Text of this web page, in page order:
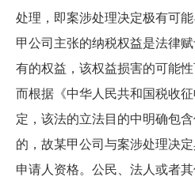
处理，即案涉处理决定极有可
甲公司主张的纳税权益是法律
有的权益，该权益损害的可能
而根据《中华人民共和国税收
定，该法的立法目的中明确包
的，故某甲公司与案涉处理决
申请人资格。公民、法人或者